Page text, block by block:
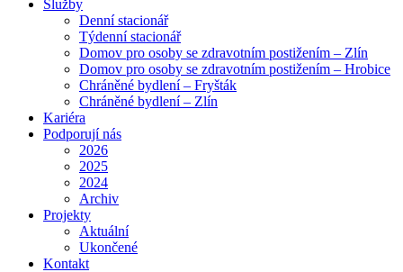
Služby
Denní stacionář
Týdenní stacionář
Domov pro osoby se zdravotním postižením – Zlín
Domov pro osoby se zdravotním postižením – Hrobice
Chráněné bydlení – Fryšták
Chráněné bydlení – Zlín
Kariéra
Podporují nás
2026
2025
2024
Archiv
Projekty
Aktuální
Ukončené
Kontakt